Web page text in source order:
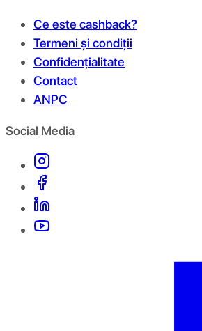
Ce este cashback?
Termeni și condiții
Confidențialitate
Contact
ANPC
Social Media